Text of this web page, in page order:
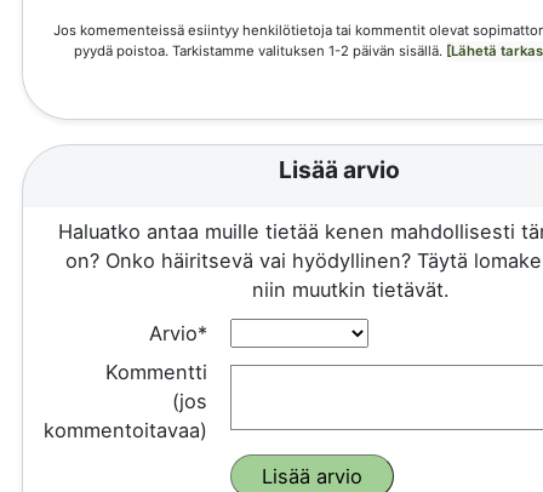
Jos komementeissä esiintyy henkilötietoja tai kommentit olevat
pyydä poistoa. Tarkistamme valituksen 1-2 päivän sisällä. [Lähetä
Lisää arvio
Haluatko antaa muille tietää kenen mahdollisesti
on? Onko häiritsevä vai hyödyllinen? Täytä
niin muutkin tietävät.
Arvio*
Kommentti
(jos
kommentoitavaa)